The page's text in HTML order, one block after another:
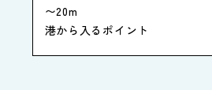
〜20m
港から入るポイント